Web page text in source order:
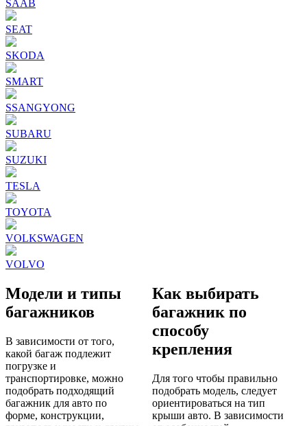
SAAB
SEAT
SKODA
SMART
SSANGYONG
SUBARU
SUZUKI
TESLA
TOYOTA
VOLKSWAGEN
VOLVO
Модели и типы
багажников
В зависимости от того,
какой багаж подлежит
погрузке и
транспортировке, можно
подобрать подходящий
багажник для авто по
форме, конструкции,
Как выбирать
багажник по
способу
крепления
Для того чтобы правильно
подобрать модель, следует
ориентироваться на тип
крыши авто. В зависимости